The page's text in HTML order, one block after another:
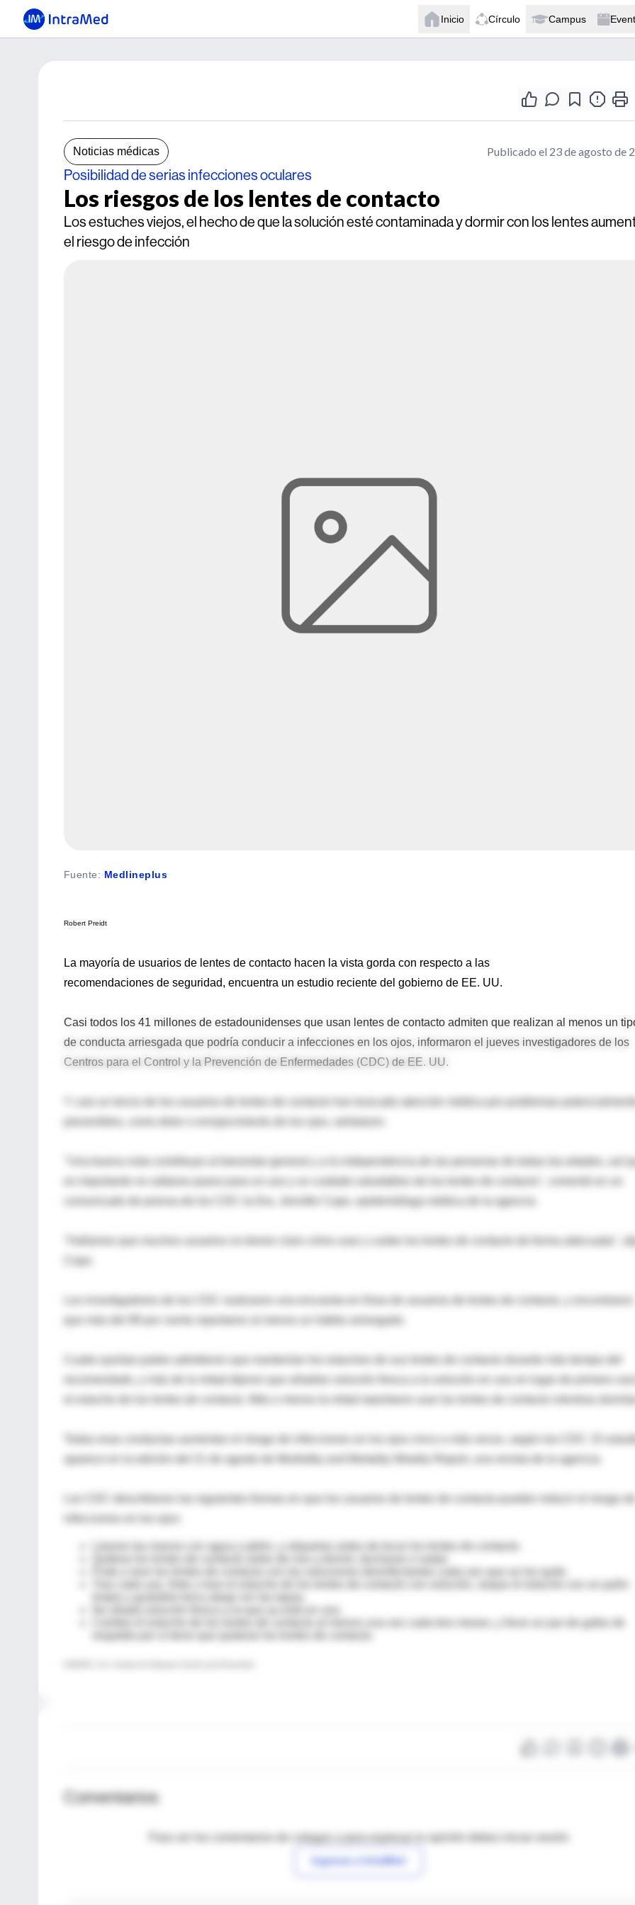
Inicio Círculo Campus
Noticias médicas Publicado el 23 de agosto de
Posibilidad de serias infecciones oculares
Los riesgos de los lentes de contacto
Los estuches viejos, el hecho de que la solución esté contaminada y dormir con los lentes
el riesgo de infección
Fuente: Medlineplus
Robert Preidt
La mayoría de usuarios de lentes de contacto hacen la vista gorda con respecto a las
recomendaciones de seguridad, encuentra un estudio reciente del gobierno de EE. UU.
Casi todos los 41 millones de estadounidenses que usan lentes de contacto admiten que realizan al menos un
de conducta arriesgada que podría conducir a infecciones en los ojos, informaron el jueves investigadores de los
Centros para el Control y la Prevención de Enfermedades (CDC) de EE. UU.
"Una buena vista contribuye al bienestar general y a la independencia de las personas de todas las edades, así
es importante no saltarse pasos para un uso y un cuidado saludables de los lentes de contacto", comentó en un
comunicado de prensa de los CDC la Dra. Jennifer Cope, epidemióloga médica de la agencia.
Los investigadores de los CDC realizaron una encuesta en línea de usuarios de lentes de contacto, y encontraron
que más del 99 por ciento reportaron al menos un hábito arriesgado.
Cuatro quintas partes admitieron que mantenían los estuches de sus lentes de contacto durante más tiempo del
recomendado, y más de la mitad dijeron que añadían solución fresca a la solución en uso en lugar de primero
Todas esas conductas aumentan el riesgo de infecciones en los ojos cinco o más veces, según los CDC. El
aparece en la edición del 21 de agosto de Morbidity and Mortality Weekly Report, una revista de la agencia.
Los CDC describieron las siguientes formas en que los usuarios de lentes de contacto pueden reducir el riesgo de
Lávese las manos con agua y jabón, y séquelas antes de tocar los lentes de contacto.
Frote y lave los lentes de contacto con las soluciones desinfectantes cada vez que se los quite.
Cambie el estuche de los lentes de contacto al menos una vez cada tres meses, y lleve un par de gafas de
Comentarios
Para ver los comentarios de colegas o para expresar tu opinión debes iniciar sesión
Ingresar a IntraMed